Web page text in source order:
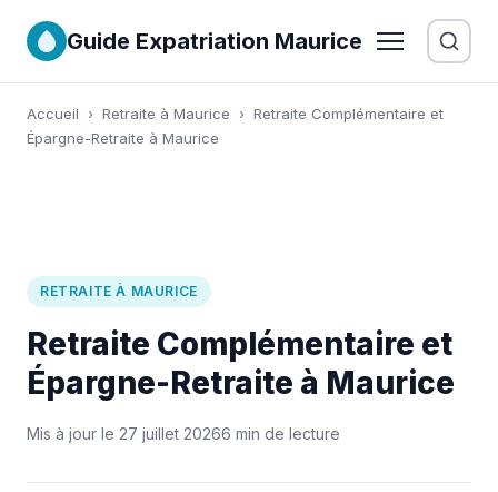
Guide Expatriation Maurice
Accueil › Retraite à Maurice › Retraite Complémentaire et
Épargne-Retraite à Maurice
RETRAITE À MAURICE
Retraite Complémentaire et
Épargne-Retraite à Maurice
Mis à jour le 27 juillet 20266 min de lecture